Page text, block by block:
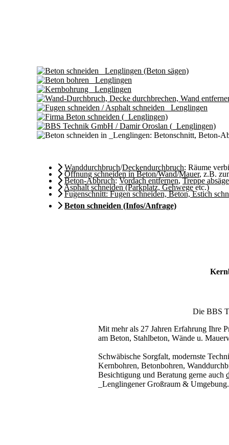
Wanddurchbruch/Deckendurchbruch: Räume
Öffnung schneiden in Beton/Wand/Mauer, z.B.
Beton-Abbruch:Vordach entfernen,Treppe
Asphalt schneiden (Parkplatz, Gehwegeetc.)
Fugenschnitt: Fugen schneiden, Beton, Estich
Beton schneiden (Infos/Anfrage)
Die BBS
Mit mehr als 27 Jahren Erfahrung Ihre
am Beton, Stahlbeton, Wände u.
Schwäbische Sorgfalt, modernste
Kernbohren, Betonbohren,
Besichtigung und Beratung gerne auch
_Lenglingener Großraum & Umgebung.